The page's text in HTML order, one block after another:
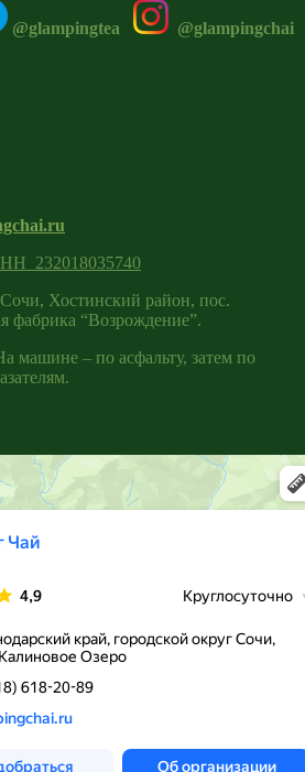
@glampingtea @glampingchai
232018035740
Хостинский район, пос.
фабрика “Возрождение”.
машине – по асфальту, затем по